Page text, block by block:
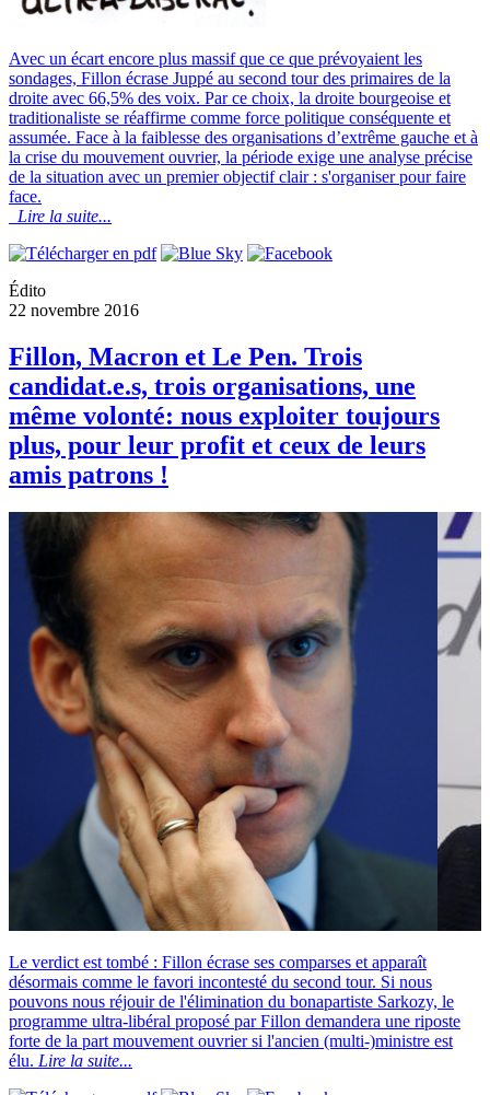
Avec un écart encore plus massif que ce que prévoyaient les
sondages, Fillon écrase Juppé au second tour des primaires de la
droite avec 66,5% des voix. Par ce choix, la droite bourgeoise et
traditionaliste se réaffirme comme force politique conséquente et
assumée. Face à la faiblesse des organisations d’extrême gauche et à
la crise du mouvement ouvrier, la période exige une analyse précise
de la situation avec un premier objectif clair : s'organiser pour faire
face.
Lire la suite...
Édito
22 novembre 2016
Fillon, Macron et Le Pen. Trois
candidat.e.s, trois organisations, une
même volonté: nous exploiter toujours
plus, pour leur profit et ceux de leurs
amis patrons !
Le verdict est tombé : Fillon écrase ses comparses et apparaît
désormais comme le favori incontesté du second tour. Si nous
pouvons nous réjouir de l'élimination du bonapartiste Sarkozy, le
programme ultra-libéral proposé par Fillon demandera une riposte
forte de la part mouvement ouvrier si l'ancien (multi-)ministre est
élu. Lire la suite...